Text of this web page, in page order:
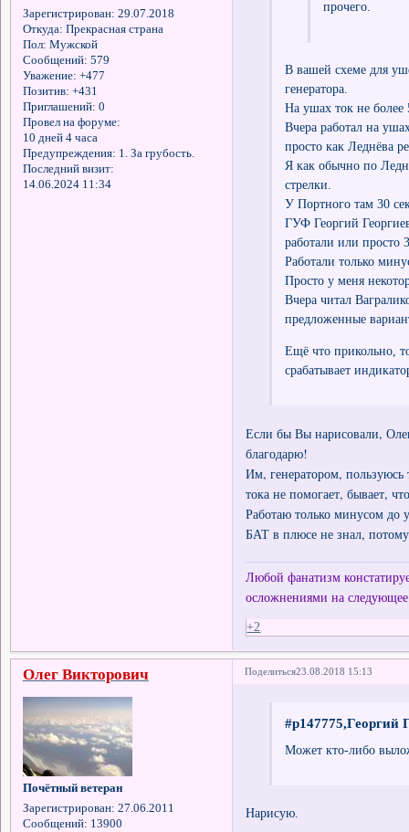
Зарегистрирован: 29.07.2018
Откуда: Прекрасная страна
Пол: Мужской
Сообщений: 579
Уважение: +477
Позитив: +431
Приглашений: 0
Провел на форуме:
10 дней 4 часа
Предупреждения: 1. За грубость.
Последний визит:
14.06.2024 11:34
прочего.
В вашей схеме для
генератора.
На ушах ток не
Вчера работал на
просто как Леднёва
Я как обычно по
стрелки.
У Портного там 30
ГУФ Георгий
работали или просто
Работали только
Просто у меня
Вчера читал
предложенные
Ещё что прикольно,
срабатывает
Если бы Вы нарисовали,
благодарю!
Им, генератором, пользуюсь
тока не помогает, бывает,
Работаю только минусом до
БАТ в плюсе не знал,
Любой фанатизм
осложнениями на
+2
Поделиться23.08.2018 15:13
Олег Викторович
Почётный ветеран
Зарегистрирован: 27.06.2011
Сообщений: 13900
#p147775,Георгий
Может кто-либо
Нарисую.